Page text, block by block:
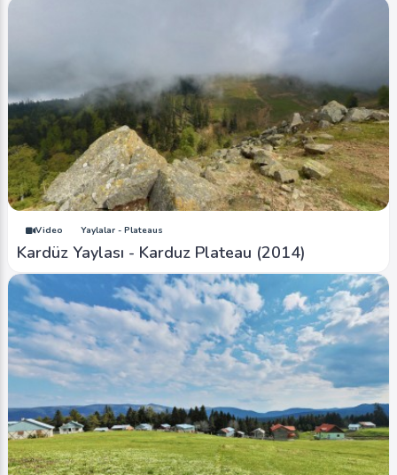
Video Yaylalar - Plateaus
Kardüz Yaylası - Karduz Plateau (2014)